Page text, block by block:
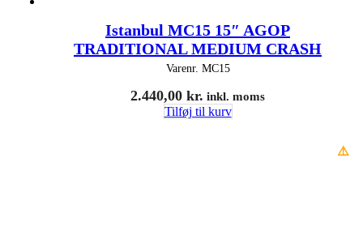
Istanbul MC15 15″ AGOP
TRADITIONAL MEDIUM CRASH
Varenr. MC15
2.440,00 kr. inkl. moms
Tilføj til kurv
⚠️